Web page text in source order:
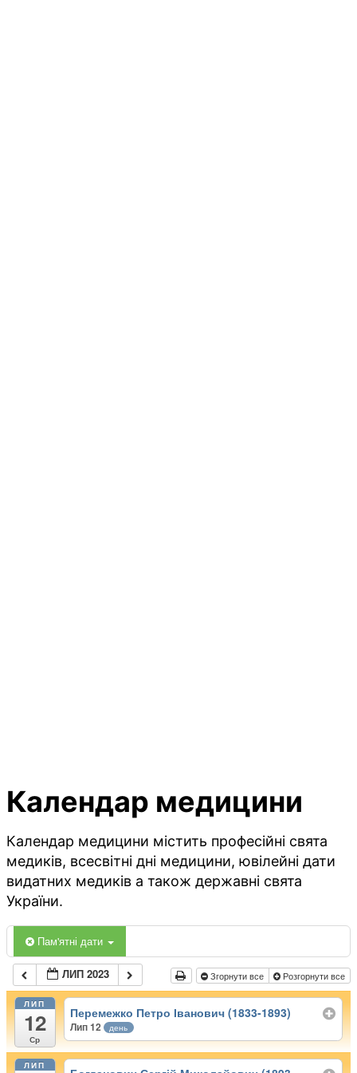
Календар медицини
Календар медицини містить професійні свята
медиків, всесвітні дні медицини, ювілейні дати
видатних медиків а також державні свята
України.
Пам'ятні дати
ЛИП 2023 Згорнути все Розгорнути все
ЛИП
12
Ср
Перемежко Петро Іванович (1833-1893)
Лип 12 день
ЛИП